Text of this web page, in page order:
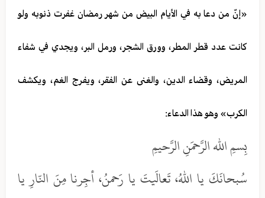
«إنّ من دعا به في الأيام البيض من شهر رمضان غفرت ذنوبه ولو
كانت عدد قطر المطر، وورق الشجر، ورمل البر، ويجدي في شفاء
المريض، وقضاء الدين، والغنى عن الفقر، ويفرج الغم، ويكشف
الكرب» وهو هذا الدعاء:
بِسمِ الله الرَّحمَنِ الرَّحيمِ
سُبحانَكَ يا اللهُ، تَعالَيتَ يا رَحمنُ، أجِرنا مِنَ النّارِ يا